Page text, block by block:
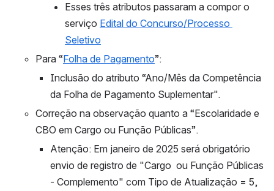
Esses três atributos passaram a compor o
serviço Edital do Concurso/Processo
Seletivo
Para “Folha de Pagamento”:
Inclusão do atributo “Ano/Mês da Competência
da Folha de Pagamento Suplementar".
Correção na observação quanto a “Escolaridade e
CBO em Cargo ou Função Públicas”.
Atenção: Em janeiro de 2025 será obrigatório
envio de registro de "Cargo  ou Função Públicas
- Complemento" com Tipo de Atualização = 5,